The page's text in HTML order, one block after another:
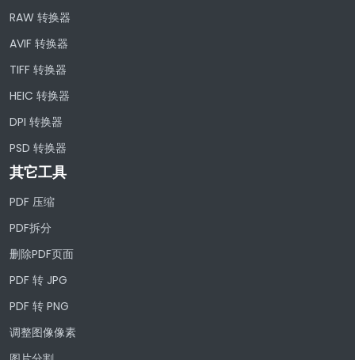
RAW 转换器
AVIF 转换器
TIFF 转换器
HEIC 转换器
DPI 转换器
PSD 转换器
其它工具
PDF 压缩
PDF拆分
删除PDF页面
PDF 转 JPG
PDF 转 PNG
调整图像像素